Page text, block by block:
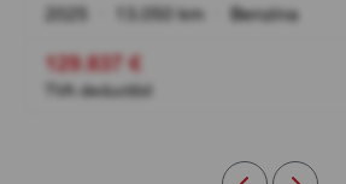
2025 13.050 km Benzina
129.837 €
TVA deductibil